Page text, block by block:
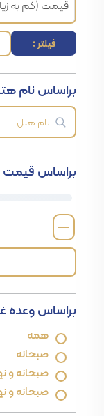
فیلتر :
براساس نام
براساس قیمت
—
براساس وعده
همه
صبحانه
صبحانه و
صبحانه و